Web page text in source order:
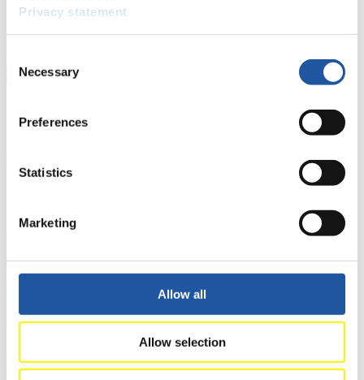
Privacy statement
Selection
Necessary
Preferences
Statistics
Marketing
Allow all
Allow selection
allgemeine Neuigkeiten einholen.
aktuelle Regelwerk sowie Richtlinien zu Wettkämpfen, Anti-Doping
und Fairplay nachlesen, auf Athletenbiographien zugreifen,
Ausschreibungen für Wettkämpfe herunterladen, sowie auf die
>> Weiter
Hier können Sie das aktuelle Regelwerk sowie Richtlinien zu
Wettkämpfen, Anti-Doping und Fairplay einsehen, sich über
Kontaktpersonen für Wettkämpfe und Sponsoren informieren,
sowie Informationen über Wettkämpfe abrufen.